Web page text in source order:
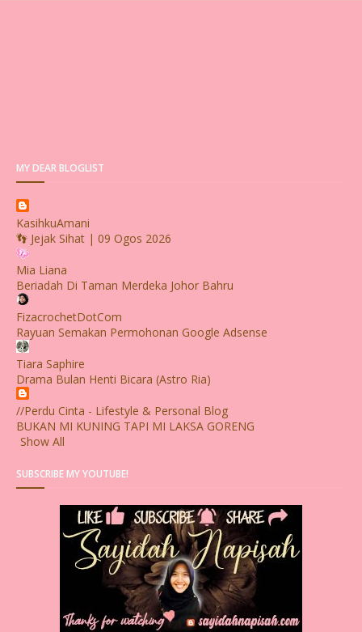
MY DEAR BLOGLIST
KasihkuAmani
👣 Jejak Sihat | 09 Ogos 2026
Mia Liana
Beriadah Di Taman Merdeka Johor Bahru
FizacrochetDotCom
Rayuan Semakan Permohonan Google Adsense
Tiara Saphire
Drama Bulan Henti Bicara (Astro Ria)
//Perdu Cinta - Lifestyle & Personal Blog
BUKAN MI KUNING TAPI MI LAKSA GORENG
Show All
SUBSCRIBE MY YOUTUBE!